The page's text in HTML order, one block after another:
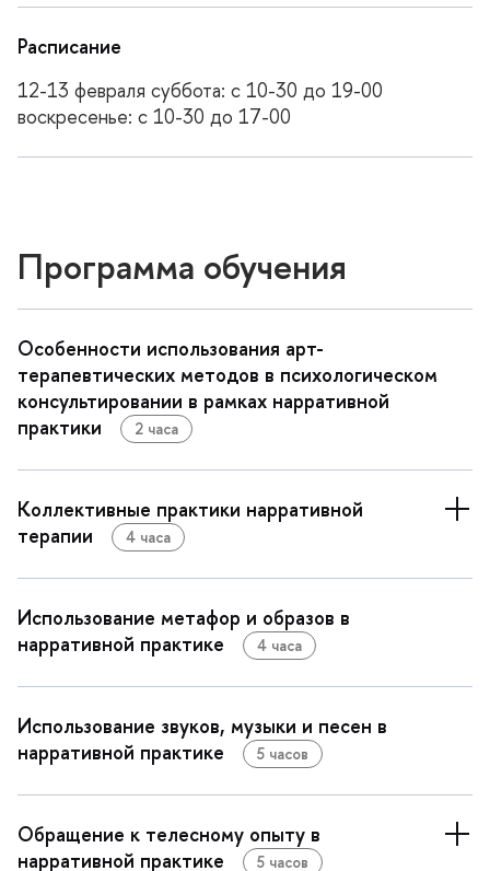
Расписание
12-13 февраля суббота: с 10-30 до 19-00
оскресенье: с 10-30 до 17-00
Программа обучения
Особенности использования арт-
терапевтических методов в психологическом
консультировании в рамках нарративной
практики
2 часа
Коллективные практики нарративной
терапии
4 часа
Использование метафор и образо
нарративной практике
4 часа
Использование звуков, музыки и песен
нарративной практике
5 часо
Обращение к телесному опыту
нарративной практике
5 часо